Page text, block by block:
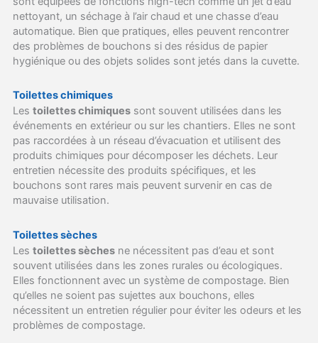
nettoyant, un séchage à l’air chaud et une chasse d’eau
automatique. Bien que pratiques, elles peuvent rencontrer
des problèmes de bouchons si des résidus de papier
hygiénique ou des objets solides sont jetés dans la cuvette.
Toilettes chimiques
Les toilettes chimiques sont souvent utilisées dans les
événements en extérieur ou sur les chantiers. Elles ne sont
pas raccordées à un réseau d’évacuation et utilisent des
produits chimiques pour décomposer les déchets. Leur
entretien nécessite des produits spécifiques, et les
bouchons sont rares mais peuvent survenir en cas de
mauvaise utilisation.
Toilettes sèches
Les toilettes sèches ne nécessitent pas d’eau et sont
souvent utilisées dans les zones rurales ou écologiques.
Elles fonctionnent avec un système de compostage. Bien
qu’elles ne soient pas sujettes aux bouchons, elles
nécessitent un entretien régulier pour éviter les odeurs et les
problèmes de compostage.